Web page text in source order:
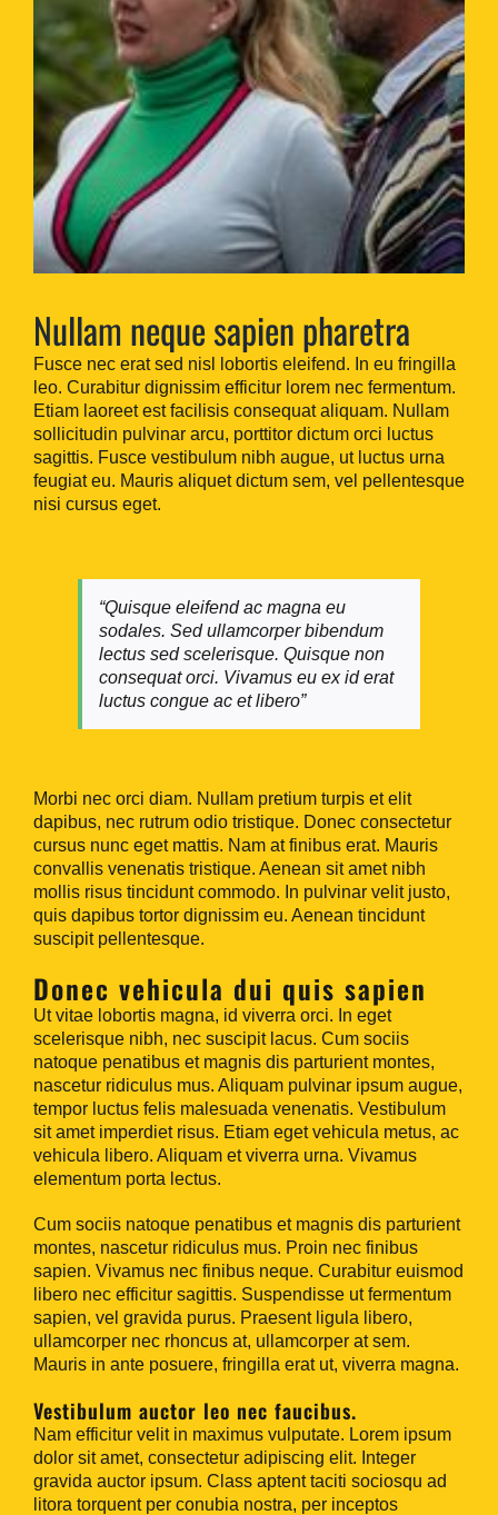
Nullam neque sapien pharetra
Fusce nec erat sed nisl lobortis eleifend. In eu fringilla
leo. Curabitur dignissim efficitur lorem nec fermentum.
Etiam laoreet est facilisis consequat aliquam. Nullam
sollicitudin pulvinar arcu, porttitor dictum orci luctus
sagittis. Fusce vestibulum nibh augue, ut luctus urna
feugiat eu. Mauris aliquet dictum sem, vel pellentesque
nisi cursus eget.
“Quisque eleifend ac magna eu
sodales. Sed ullamcorper bibendum
lectus sed scelerisque. Quisque non
consequat orci. Vivamus eu ex id erat
luctus congue ac et libero”
Morbi nec orci diam. Nullam pretium turpis et elit
dapibus, nec rutrum odio tristique. Donec consectetur
cursus nunc eget mattis. Nam at finibus erat. Mauris
convallis venenatis tristique. Aenean sit amet nibh
mollis risus tincidunt commodo. In pulvinar velit justo,
quis dapibus tortor dignissim eu. Aenean tincidunt
suscipit pellentesque.
Donec vehicula dui quis sapien
Ut vitae lobortis magna, id viverra orci. In eget
scelerisque nibh, nec suscipit lacus. Cum sociis
natoque penatibus et magnis dis parturient montes,
nascetur ridiculus mus. Aliquam pulvinar ipsum augue,
tempor luctus felis malesuada venenatis. Vestibulum
sit amet imperdiet risus. Etiam eget vehicula metus, ac
vehicula libero. Aliquam et viverra urna. Vivamus
elementum porta lectus.
Cum sociis natoque penatibus et magnis dis parturient
montes, nascetur ridiculus mus. Proin nec finibus
sapien. Vivamus nec finibus neque. Curabitur euismod
libero nec efficitur sagittis. Suspendisse ut fermentum
sapien, vel gravida purus. Praesent ligula libero,
ullamcorper nec rhoncus at, ullamcorper at sem.
Mauris in ante posuere, fringilla erat ut, viverra magna.
Vestibulum auctor leo nec faucibus.
Nam efficitur velit in maximus vulputate. Lorem ipsum
dolor sit amet, consectetur adipiscing elit. Integer
gravida auctor ipsum. Class aptent taciti sociosqu ad
litora torquent per conubia nostra, per inceptos